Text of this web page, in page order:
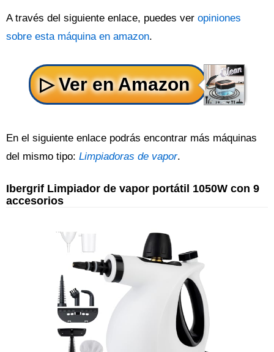
A través del siguiente enlace, puedes ver opiniones
sobre esta máquina en amazon.
En el siguiente enlace podrás encontrar más máquinas
del mismo tipo: Limpiadoras de vapor.
Ibergrif Limpiador de vapor portátil 1050W con 9
accesorios